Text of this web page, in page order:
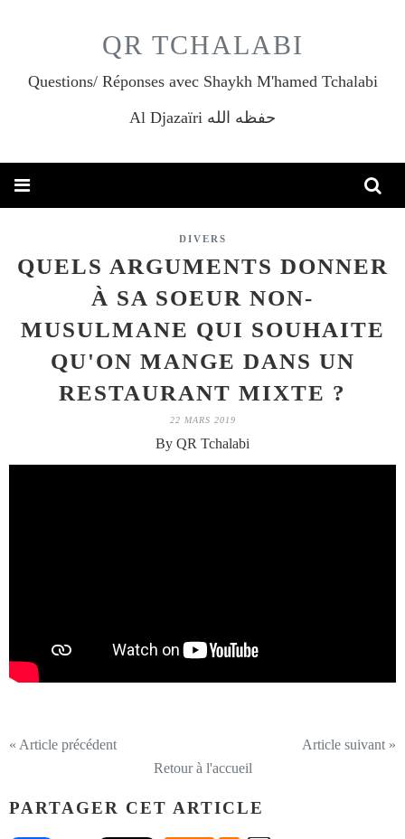
QR TCHALABI
Questions/ Réponses avec Shaykh M'hamed Tchalabi
Al Djazaïri حفظه الله
DIVERS
QUELS ARGUMENTS DONNER
À SA SOEUR NON-
MUSULMANE QUI SOUHAITE
QU'ON MANGE DANS UN
RESTAURANT MIXTE ?
22 MARS 2019
By QR Tchalabi
« Article précédent
Article suivant »
Retour à l'accueil
PARTAGER CET ARTICLE